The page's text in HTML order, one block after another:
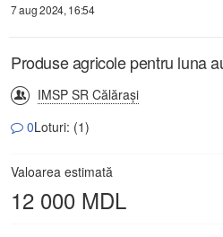
7 aug 2024, 16:54
Produse agricole pentru luna
IMSP SR Călăraşi
0Loturi: (1)
Valoarea estimată
12 000 MDL